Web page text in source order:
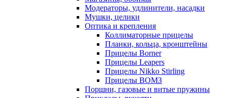
Модераторы, удлинители, насадки
Мушки, целики
Оптика и крепления
Коллиматорные прицелы
Планки, кольца, кронштейны
Прицелы Borner
Прицелы Leapers
Прицелы Nikko Stirling
Прицелы ВОМЗ
Поршни, газовые и витые пружины